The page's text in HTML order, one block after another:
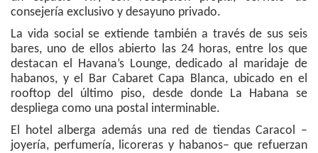
consejería exclusivo y desayuno privado.
La vida social se extiende también a través de sus seis
bares, uno de ellos abierto las 24 horas, entre los que
destacan el Havana’s Lounge, dedicado al maridaje de
habanos, y el Bar Cabaret Capa Blanca, ubicado en el
rooftop del último piso, desde donde La Habana se
despliega como una postal interminable.
El hotel alberga además una red de tiendas Caracol –
joyería, perfumería, licoreras y habanos– que refuerzan